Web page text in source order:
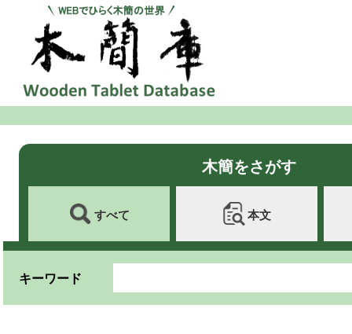
木簡をさがす
すべて 本文
キーワード